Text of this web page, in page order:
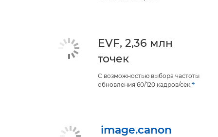
EVF, 2,36 млн
точек
С возможностью выбора частоты
обновления 60/120 кадров/сек.4
image.canon